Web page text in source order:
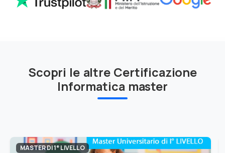
Scopri le altre Certificazione
Informatica master
MASTER DI 1° LIVELLO